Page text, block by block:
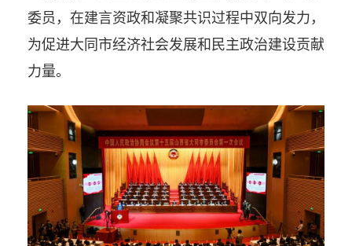
委员，在建言资政和凝聚共识过程中双向发力，
为促进大同市经济社会发展和民主政治建设贡献
力量。